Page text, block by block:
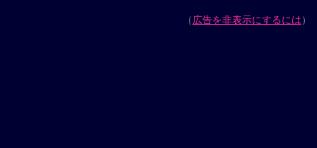
（広告を非表示にするには）